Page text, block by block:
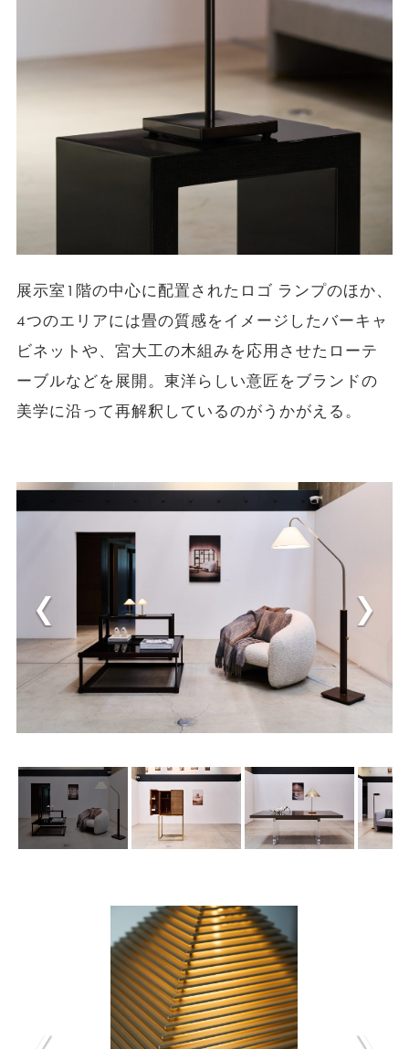
展示室1階の中心に配置されたロゴ ランプのほか、
4つのエリアには畳の質感をイメージしたバーキャ
ビネットや、宮大工の木組みを応用させたローテ
ーブルなどを展開。東洋らしい意匠をブランドの
美学に沿って再解釈しているのがうかがえる。